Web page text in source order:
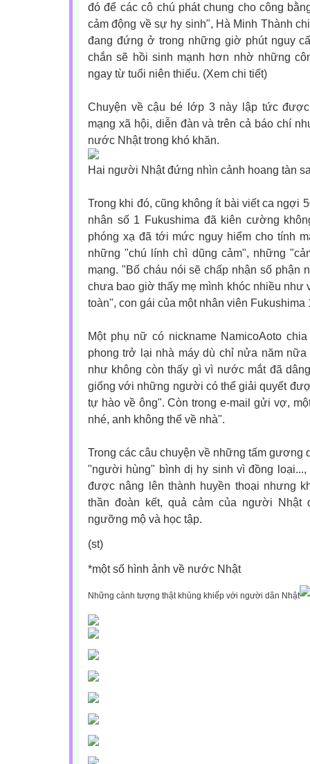
đó để các cô chú phát chung cho công
cảm động về sự hy sinh", Hà Minh Thành
đang đứng ở trong những giờ phút nguy
chắn sẽ hồi sinh mạnh hơn nhờ những
ngay từ tuổi niên thiếu. (Xem chi tiết)
Chuyện về cậu bé lớp 3 này lập tức
mạng xã hội, diễn đàn và trên cả báo chí
nước Nhật trong khó khăn.
Hai người Nhật đứng nhìn cảnh hoang tàn
Trong khi đó, cũng không ít bài viết ca ngợi
nhân số 1 Fukushima đã kiên cường
phóng xạ đã tới mức nguy hiểm cho tính
những "chú lính chì dũng cảm", những
mạng. "Bố cháu nói sẽ chấp nhận số phận
chưa bao giờ thấy mẹ mình khóc nhiều như
toàn", con gái của một nhân viên Fukushima
Một phụ nữ có nickname NamicoAoto
phong trở lại nhà máy dù chỉ nửa năm
như không còn thấy gì vì nước mắt đã
giống với những người có thể giải quyết
tự hào về ông". Còn trong e-mail gửi vợ,
nhé, anh không thể về nhà".
Trong các câu chuyện về những tấm gương
"người hùng" bình dị hy sinh vì đồng loại...,
được nâng lên thành huyền thoại nhưng
thần đoàn kết, quả cảm của người Nhật
ngưỡng mộ và học tập.
(st)
*một số hình ảnh về nước Nhật
Những cảnh tượng thật khủng khiếp với người dân Nhật